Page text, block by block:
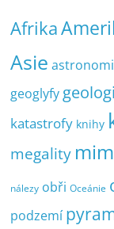
Afrika
Asie
geoglyfy
katastrofy knihy
megality
nálezy obři Oceánie
podzemí